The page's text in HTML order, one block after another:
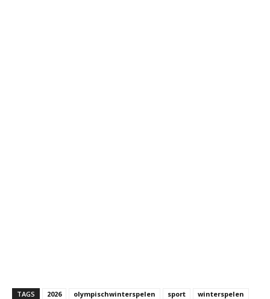
TAGS 2026 olympischwinterspelen sport winterspelen